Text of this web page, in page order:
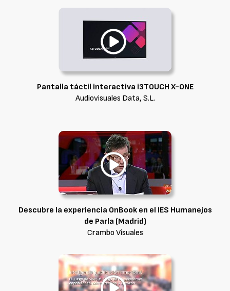
Pantalla táctil interactiva i3TOUCH X-ONE
Audiovisuales Data, S.L.
Descubre la experiencia OnBook en el IES Humanejos
de Parla (Madrid)
Crambo Visuales